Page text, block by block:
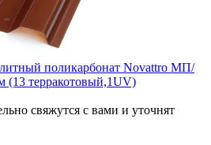
поликарбонат Novattro МП/
(13 терракотовый,1UV)
свяжутся с вами и уточнят